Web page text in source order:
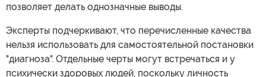
позволяет делать однозначные выводы.
Эксперты подчеркивают, что перечисленные качества
нельзя использовать для самостоятельной постановки
"диагноза". Отдельные черты могут встречаться и у
психически здоровых людей, поскольку личность